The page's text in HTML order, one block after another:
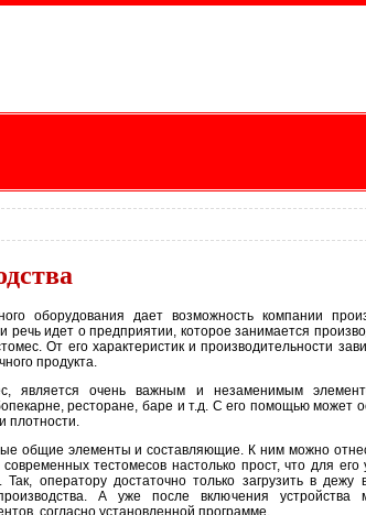
оборудования дает возможность компании
речь идет о предприятии, которое занимается
От его характеристик и производительности
продукта.
является очень важным и незаменимым
ресторане, баре и т.д. С его помощью может
плотности.
общие элементы и составляющие. К ним можно
тестомесов настолько прост, что для его
оператору достаточно только загрузить в дежу
А уже после включения устройства
согласно установленной программе.